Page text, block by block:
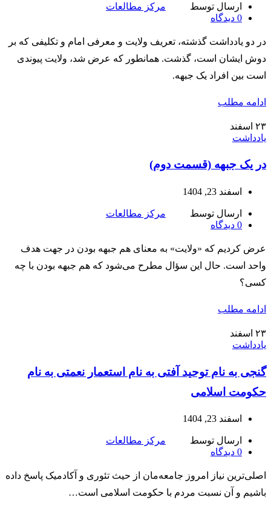
ارسال توسط
مرکز مطالعات
0 دیدگاه
در دو یادداشت گذشته، تعریف ولایت و معرفی امام و تکلیفی که بر
دوش ایشان است، گذشت. همانطور که عرض شد، ولایت پیوندی
است بین افراد یک جبهه.
ادامه مطلب
۲۳ اسفند
یادداشت
در یک جبهه (قسمت دوم)
اسفند 23, 1404
ارسال توسط
مرکز مطالعات
0 دیدگاه
عرض کردیم که «ولایت» به معنای هم‌ جبهه بودن در جهت هدف
واحد است. حال این سؤال مطرح می‌شود که هم‌ جبهه بودن با چه
کسی؟
ادامه مطلب
۲۳ اسفند
یادداشت
گنجی به نام توحید آفتی به نام استعمار نعمتی به نام
حکومت اسلامی
اسفند 23, 1404
ارسال توسط
مرکز مطالعات
0 دیدگاه
اصلی‌ترین نیاز امروز جامعه‌مان از حیث تئوری و آکادمیک پاسخ داده
باشیم و آن نسبت مردم با حکومت اسلامی است…